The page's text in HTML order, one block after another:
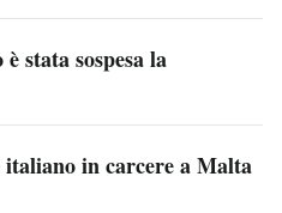
stata sospesa la
in carcere a Malta